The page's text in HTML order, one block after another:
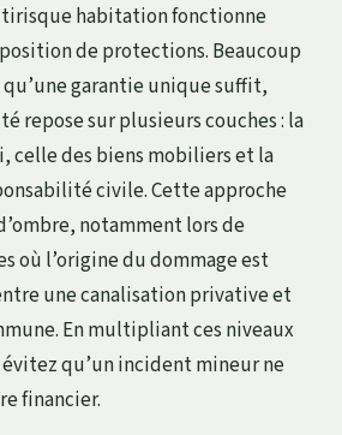
habitation fonctionne
de protections. Beaucoup
qu’une garantie unique suffit,
repose sur plusieurs couches : la
celle des biens mobiliers et la
civile. Cette approche
notamment lors de
où l’origine du dommage est
une canalisation privative et
En multipliant ces niveaux
qu’un incident mineur ne
financier.